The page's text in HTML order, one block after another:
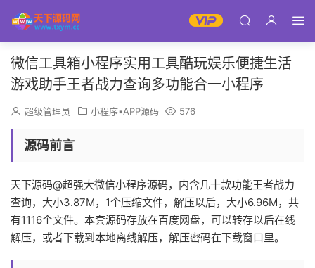
微信工具箱小程序实用工具酷玩娱乐便捷生活
游戏助手王者战力查询多功能合一小程序
超级管理员 小程序▪APP源码 576
源码前言
天下源码@超强大微信小程序源码，内含几十款功能王者战力
查询，大小3.87M，1个压缩文件，解压以后，大小6.96M，共
有1116个文件。本套源码存放在百度网盘，可以转存以后在线
解压，或者下载到本地离线解压，解压密码在下载窗口里。